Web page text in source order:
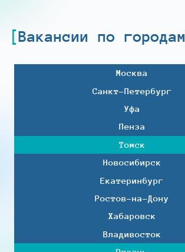
Вакансии по городам
Москва
Санкт-Петербург
Уфа
Пенза
Томск
Новосибирск
Екатеринбург
Ростов-на-Дону
Хабаровск
Владивосток